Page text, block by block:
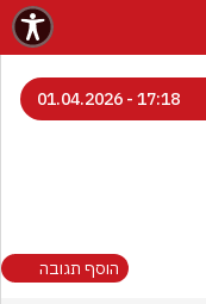
17:18 - 01.04.2026
הוסף תגובה